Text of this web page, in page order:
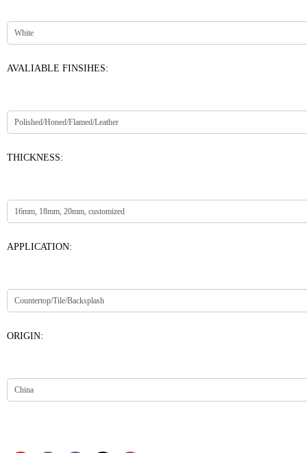
AVALIABLE FINSIHES:
THICKNESS:
APPLICATION:
ORIGIN: